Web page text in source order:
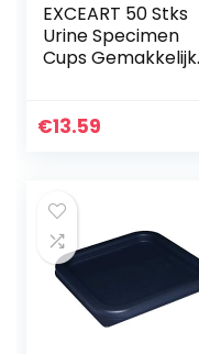
EXCEART 50 Stks
Urine Specimen
Cups Gemakkelijk
Voor
€13.59